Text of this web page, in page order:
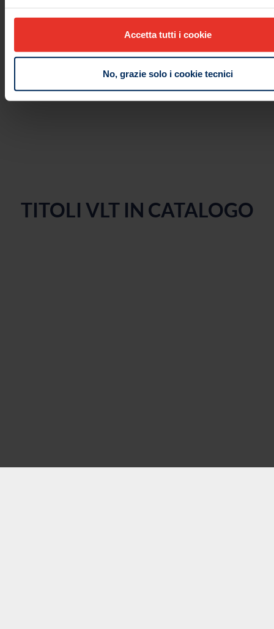
Accetta tutti i cookie
No, grazie solo i cookie tecnici
TITOLI VLT IN CATALOGO